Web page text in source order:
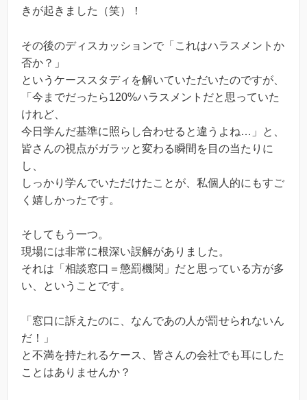
きが起きました（笑）！
その後のディスカッションで「これはハラスメントか
否か？」
というケーススタディを解いていただいたのですが、
「今までだったら120%ハラスメントだと思っていた
けれど、
今日学んだ基準に照らし合わせると違うよね…」と、
皆さんの視点がガラッと変わる瞬間を目の当たりに
し、
しっかり学んでいただけたことが、私個人的にもすご
く嬉しかったです。
そしてもう一つ。
現場には非常に根深い誤解がありました。
それは「相談窓口＝懲罰機関」だと思っている方が多
い、ということです。
「窓口に訴えたのに、なんであの人が罰せられないん
だ！」
と不満を持たれるケース、皆さんの会社でも耳にした
ことはありませんか？